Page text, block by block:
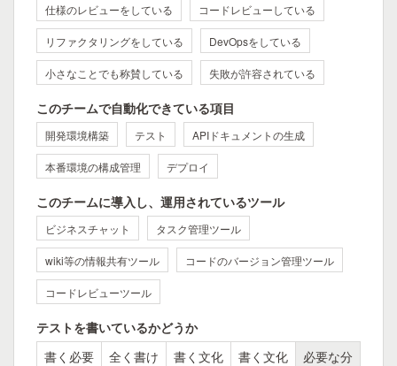
仕様のレビューをしている コードレビューしている
リファクタリングをしている DevOpsをしている
小さなことでも称賛している 失敗が許容されている
このチームで自動化できている項目
開発環境構築 テスト APIドキュメントの生成
本番環境の構成管理 デプロイ
このチームに導入し、運用されているツール
ビジネスチャット タスク管理ツール
wiki等の情報共有ツール コードのバージョン管理ツール
コードレビューツール
テストを書いているかどうか
書く必要
全く書け
書く文化
書く文化
必要な分